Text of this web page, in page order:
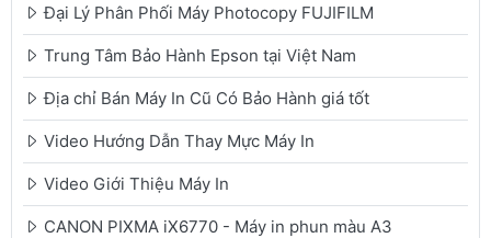
Đại Lý Phân Phối Máy Photocopy FUJIFILM
Trung Tâm Bảo Hành Epson tại Việt Nam
Địa chỉ Bán Máy In Cũ Có Bảo Hành giá tốt
Video Hướng Dẫn Thay Mực Máy In
Video Giới Thiệu Máy In
CANON PIXMA iX6770 - Máy in phun màu A3